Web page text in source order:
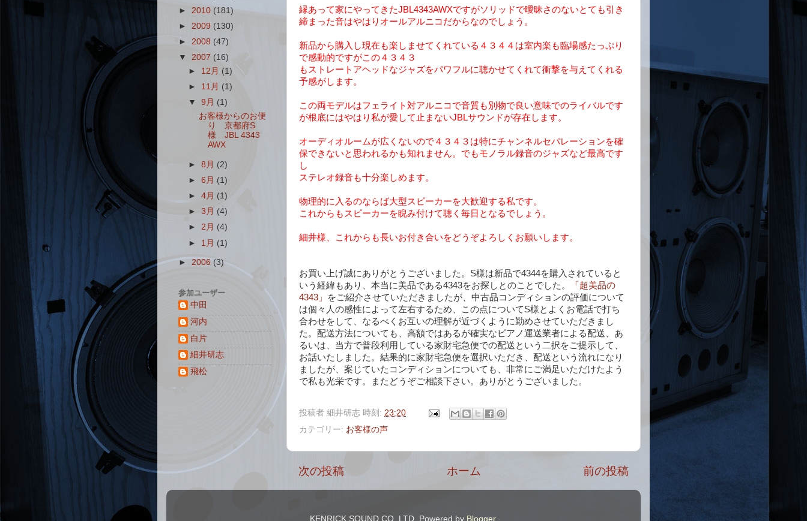
縁あって家にやってきたJBL4343AWXですがソリッドで曖昧さのないとても引き
締まった音はやはりオールアルニコだからなのでしょう。
新品から購入し現在も楽しませてくれている４３４４は室内楽も臨場感たっぷり
で感動的ですがこの４３４３
もストレートアヘッドなジャズをパワフルに聴かせてくれて衝撃を与えてくれる
予感がします。
この両モデルはフェライト対アルニコで音質も別物で良い意味でのライバルです
が根底にはやはり私が愛して止まないJBLサウンドが存在します。
オーディオルームが広くないので４３４３は特にチャンネルセパレーションを確
保できないと思われるかも知れません。でもモノラル録音のジャズなど最高です
し
ステレオ録音も十分楽しめます。
物理的に入るのならば大型スピーカーを大歓迎する私です。
これからもスピーカーを睨み付けて聴く毎日となるでしょう。
細井様、これからも長いお付き合いをどうぞよろしくお願いします。
お買い上げ誠にありがとうございました。S様は新品で4344を購入されていると
いう経緯もあり、本当に美品である4343をお探しとのことでした。
「超美品の
4343」
をご紹介させていただきましたが、中古品コンディションの評価について
は個々人の感性によって左右するため、この点についてS様とよくお電話で打ち
合わせをして、なるべくお互いの理解が近づくように勤めさせていただきまし
た。配送方法についても、高額ではあるが確実なピアノ運送業者による配送、あ
るいは、当方で普段利用している家財宅急便での配送という二択をご提示して、
お話いたしました。結果的に家財宅急便を選択いただき、配送という流れになり
ましたが、案じていたコンディションについても、非常にご満足いただけたよう
で私も光栄です。またどうぞご相談下さい。ありがとうございました。
投稿者 細井研志 時刻: 23:20
カテゴリー: お客様の声
次の投稿 前の投稿
ホーム
► 2010 (181)
► 2009 (130)
► 2008 (47)
▼ 2007 (16)
► 12月 (1)
► 11月 (1)
▼9月 (1)
お客様からのお便
り 京都府S
様 JBL 4343
AWX
►8月 (2)
►6月 (1)
►4月 (1)
►3月 (4)
►2月 (4)
► 1月 (1)
► 2006 (3)
参加ユーザー
中田
河内
白片
細井研志
飛松
KENRICK SOUND CO.,LTD. Powered by Blogger.